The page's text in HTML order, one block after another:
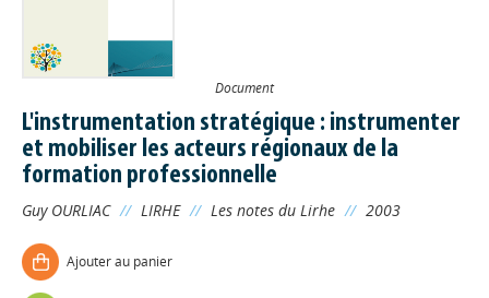
Document
L'instrumentation stratégique : instrumenter
et mobiliser les acteurs régionaux de la
formation professionnelle
Guy OURLIAC // LIRHE // Les notes du Lirhe // 2003
Ajouter au panier